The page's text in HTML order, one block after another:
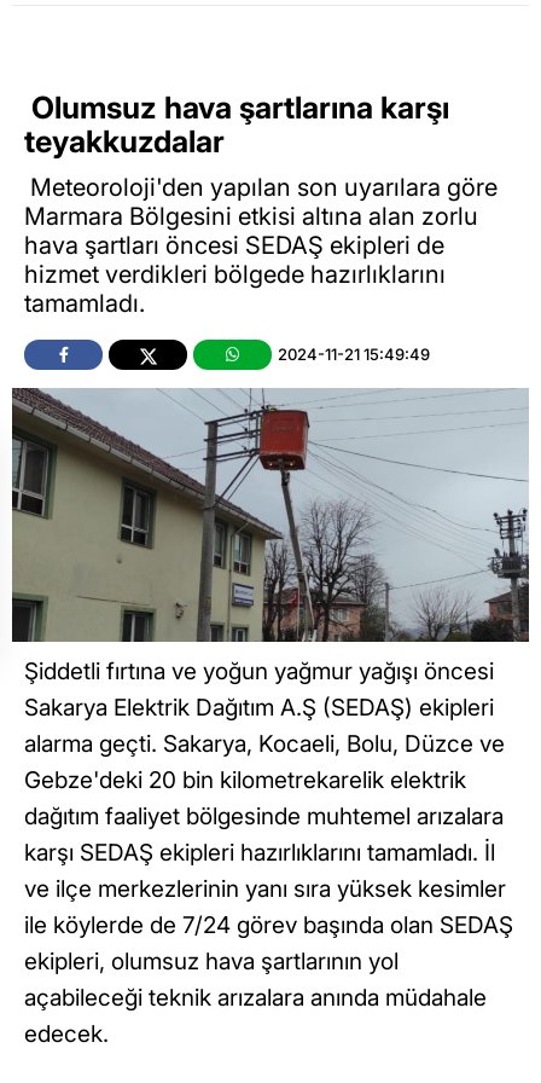
Olumsuz hava şartlarına karşı
teyakkuzdalar
Meteoroloji'den yapılan son uyarılara göre
Marmara Bölgesini etkisi altına alan zorlu
hava şartları öncesi SEDAŞ ekipleri de
hizmet verdikleri bölgede hazırlıklarını
tamamladı.
2024-11-21 15:49:49
Şiddetli fırtına ve yoğun yağmur yağışı öncesi
Sakarya Elektrik Dağıtım A.Ş (SEDAŞ) ekipleri
alarma geçti. Sakarya, Kocaeli, Bolu, Düzce ve
Gebze'deki 20 bin kilometrekarelik elektrik
dağıtım faaliyet bölgesinde muhtemel arızalara
karşı SEDAŞ ekipleri hazırlıklarını tamamladı. İl
ve ilçe merkezlerinin yanı sıra yüksek kesimler
ile köylerde de 7/24 görev başında olan SEDAŞ
ekipleri, olumsuz hava şartlarının yol
açabileceği teknik arızalara anında müdahale
edecek.